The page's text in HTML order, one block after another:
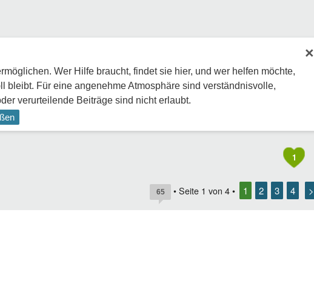
×
Wer Hilfe braucht, findet sie hier, und wer helfen möchte,
bleibt. Für eine angenehme Atmosphäre sind verständnisvolle,
verurteilende Beiträge sind nicht erlaubt.
1
65 • Seite 1 von 4 • 1 2 3 4 >